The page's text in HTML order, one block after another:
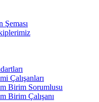
Çalışanları
Birim Sorumlusu
Birim Çalışanı